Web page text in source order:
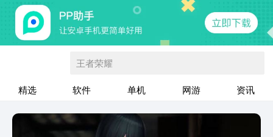
王者荣耀
精选 软件 单机 网游 资讯